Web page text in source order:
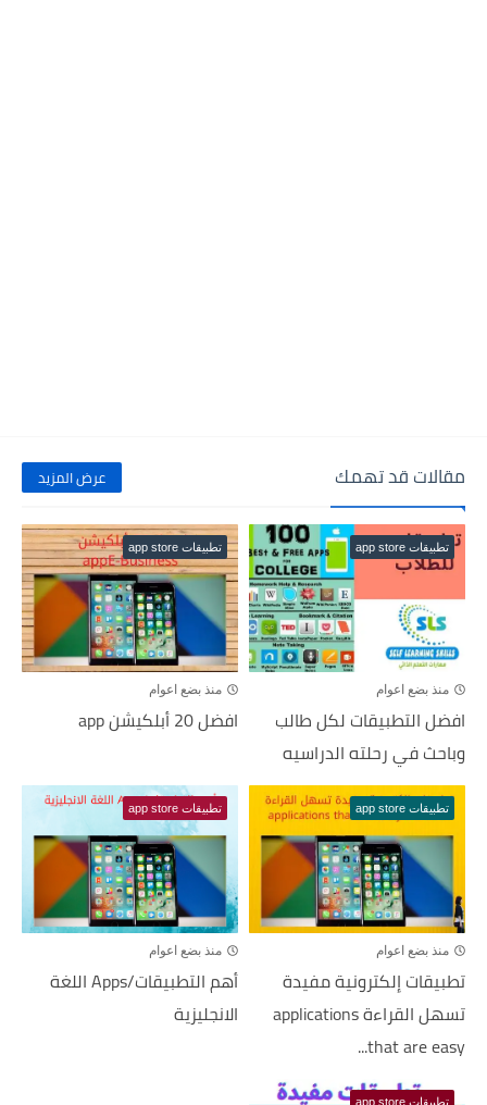
مقالات قد تهمك عرض المزيد
تطبيقات app store
منذ بضع اعوام
افضل التطبيقات لكل طالب
وباحث في رحلته الدراسيه
تطبيقات app store
منذ بضع اعوام
افضل 20 أبلكيشن app
تطبيقات app store
منذ بضع اعوام
تطبيقات إلكترونية مفيدة
تسهل القراءة applications
that are easy...
تطبيقات app store
منذ بضع اعوام
أهم التطبيقات/Apps اللغة
الانجليزية
تطبيقات app store